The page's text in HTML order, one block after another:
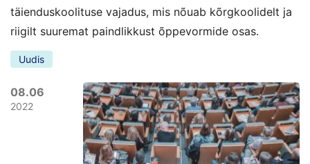
täienduskoolituse vajadus, mis nõuab kõrgkoolidelt ja
riigilt suuremat paindlikkust õppevormide osas.
Uudis
08.06
2022